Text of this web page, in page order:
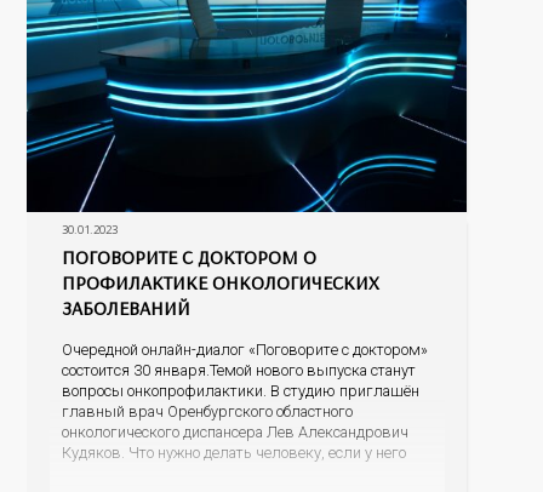
30.01.2023
ПОГОВОРИТЕ С ДОКТОРОМ О
ПРОФИЛАКТИКЕ ОНКОЛОГИЧЕСКИХ
ЗАБОЛЕВАНИЙ
Очередной онлайн-диалог «Поговорите с доктором»
состоится 30 января.Темой нового выпуска станут
вопросы онкопрофилактики. В студию приглашён
главный врач Оренбургского областного
онкологического диспансера Лев Александрович
Кудяков. Что нужно делать человеку, если у него